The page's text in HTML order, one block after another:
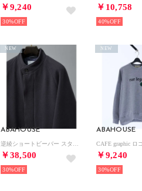
￥9,240
30%
￥10,758
40%
ABAHOUSE
￥38,500
NEW
30%
ABAHOUSE
￥9,240
NEW
30%